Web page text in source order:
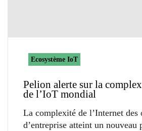
Ecosystème IoT
Pelion alerte sur la
de l’IoT mondial
La complexité de l’Internet des
d’entreprise atteint un nouveau